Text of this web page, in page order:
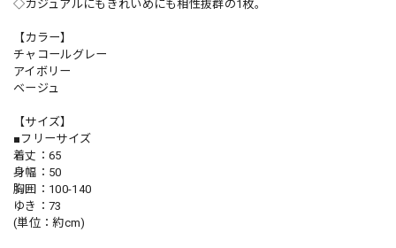
◇カジュアルにもきれいめにも相性抜群の1枚。
【カラー】
チャコールグレー
アイボリー
ベージュ
【サイズ】
■フリーサイズ
着丈：65
身幅：50
胸囲：100-140
ゆき：73
(単位：約cm)